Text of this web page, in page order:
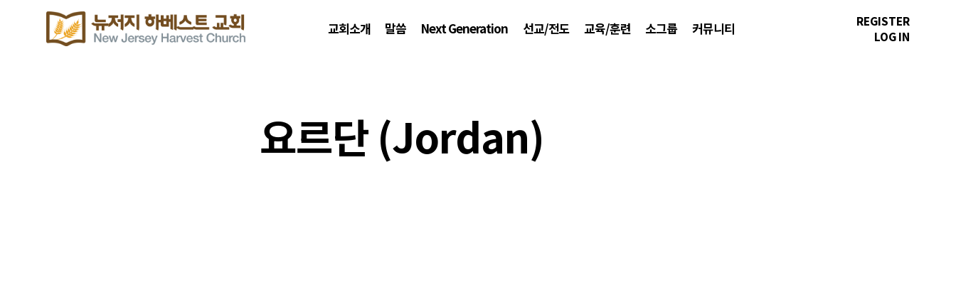
교회소개 말씀 Next Generation 선교/전도 교육/훈련 소그룹 커뮤니티
REGISTER
LOG IN
요르단 (Jordan)